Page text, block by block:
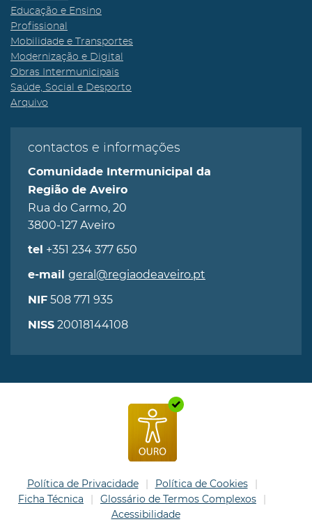
Educação e Ensino
Profissional
Mobilidade e Transportes
Modernização e Digital
Obras Intermunicipais
Saúde, Social e Desporto
Arquivo
contactos e informações
Comunidade Intermunicipal da
Região de Aveiro
Rua do Carmo, 20
3800-127 Aveiro
tel +351 234 377 650
e-mail geral@regiaodeaveiro.pt
NIF 508 771 935
NISS 20018144108
Política de Privacidade
Política de Cookies
Ficha Técnica
Glossário de Termos Complexos
Acessibilidade